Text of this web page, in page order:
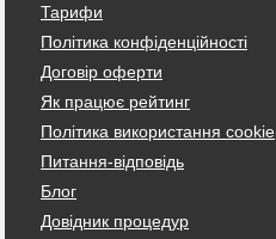
Тарифи
Політика конфіденційності
Договір оферти
Як працює рейтинг
Політика використання cookie
Питання-відповідь
Блог
Довідник процедур